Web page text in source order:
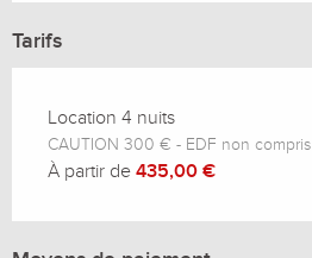
Tarifs
Location 4 nuits
CAUTION 300 € - EDF non compris
À partir de 435,00 €